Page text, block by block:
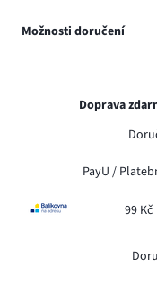
Možnosti doručení
Doprava
PayU /
99 Kč